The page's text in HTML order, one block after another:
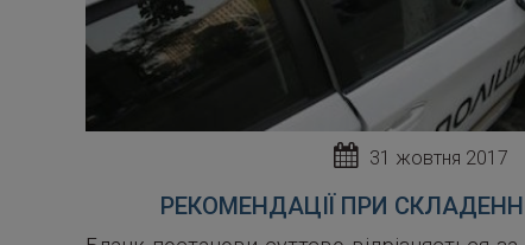
31 жовтня 2017
РЕКОМЕНДАЦІЇ ПРИ